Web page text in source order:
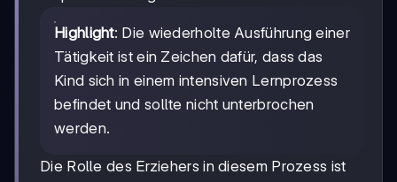
Highlight: Die wiederholte Ausführung einer
Tätigkeit ist ein Zeichen dafür, dass das
Kind sich in einem intensiven Lernprozess
befindet und sollte nicht unterbrochen
werden.
Die Rolle des Erziehers in diesem Prozess ist